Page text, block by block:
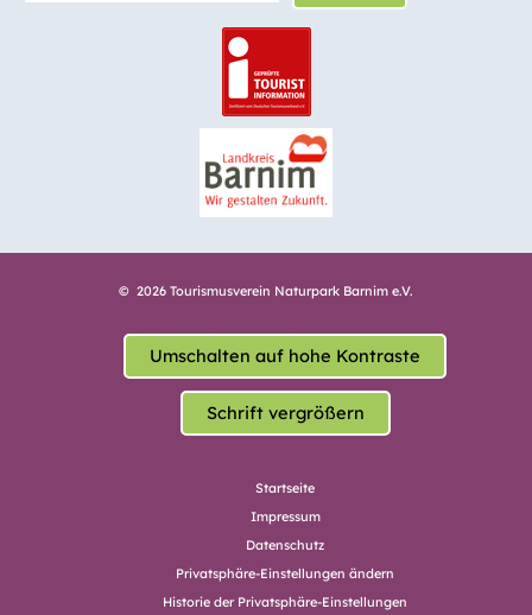
© 2026 Tourismusverein Naturpark Barnim e.V.
Umschalten auf hohe Kontraste
Schrift vergrößern
Startseite
Impressum
Datenschutz
Privatsphäre-Einstellungen ändern
Historie der Privatsphäre-Einstellungen